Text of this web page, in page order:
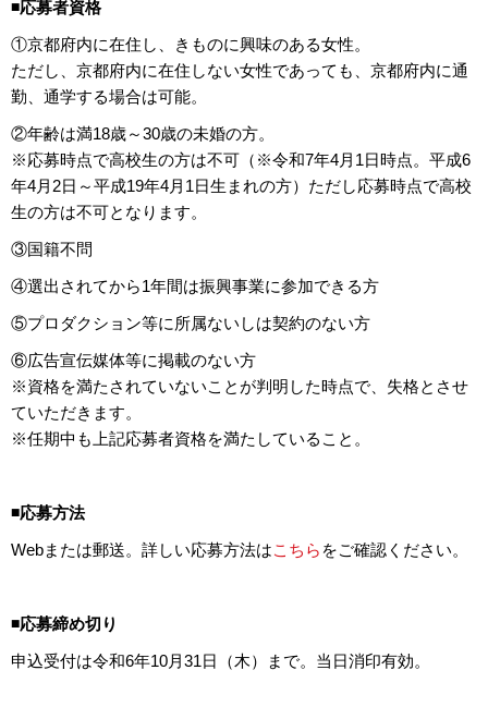
◾️応募者資格
①京都府内に在住し、きものに興味のある女性。
ただし、京都府内に在住しない女性であっても、京都府内に通
勤、通学する場合は可能。
②年齢は満18歳～30歳の未婚の方。
※応募時点で高校生の方は不可（※令和7年4月1日時点。平成6
年4月2日～平成19年4月1日生まれの方）ただし応募時点で高校
生の方は不可となります。
③国籍不問
④選出されてから1年間は振興事業に参加できる方
⑤プロダクション等に所属ないしは契約のない方
⑥広告宣伝媒体等に掲載のない方
※資格を満たされていないことが判明した時点で、失格とさせ
ていただきます。
※任期中も上記応募者資格を満たしていること。
◾️応募方法
Webまたは郵送。詳しい応募方法はこちら をご確認ください。
◾️応募締め切り
申込受付は令和6年10月31日（木）まで。当日消印有効。